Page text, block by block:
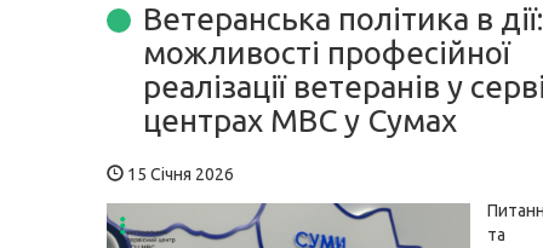
Ветеранська політика в дії:
можливості професійної
реалізації ветеранів у
центрах МВС у Сумах
15 Січня 2026
та